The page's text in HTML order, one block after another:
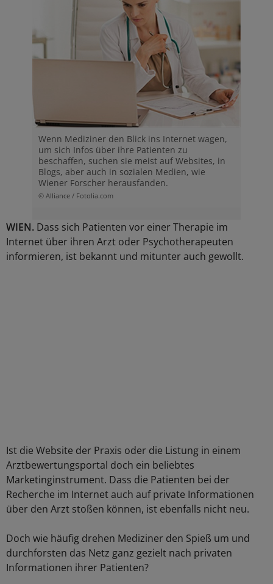
Wenn Mediziner den Blick ins Internet wagen,
um sich Infos über ihre Patienten zu
beschaffen, suchen sie meist auf Websites, in
Blogs, aber auch in sozialen Medien, wie
Wiener Forscher herausfanden.
© Alliance / Fotolia.com
WIEN. Dass sich Patienten vor einer Therapie im
Internet über ihren Arzt oder Psychotherapeuten
informieren, ist bekannt und mitunter auch gewollt.
Ist die Website der Praxis oder die Listung in einem
Arztbewertungsportal doch ein beliebtes
Marketinginstrument. Dass die Patienten bei der
Recherche im Internet auch auf private Informationen
über den Arzt stoßen können, ist ebenfalls nicht neu.
Doch wie häufig drehen Mediziner den Spieß um und
durchforsten das Netz ganz gezielt nach privaten
Informationen ihrer Patienten?